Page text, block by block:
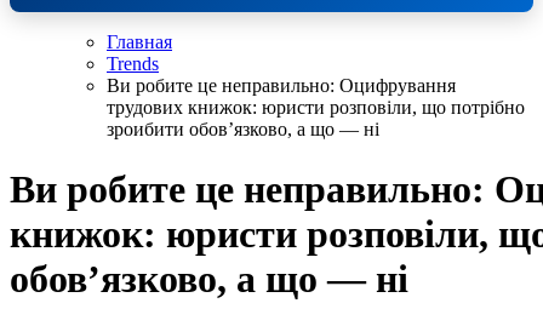
Главная
Trends
Ви робите це неправильно: Оцифрування
трудових книжок: юристи розповіли, що потрібно
зроибити обов’язково, а що — ні
Ви робите це неправильно:
книжок: юристи розповіли,
обов’язково, а що — ні